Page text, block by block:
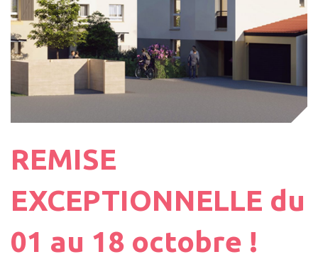
REMISE
EXCEPTIONNELLE du
01 au 18 octobre !